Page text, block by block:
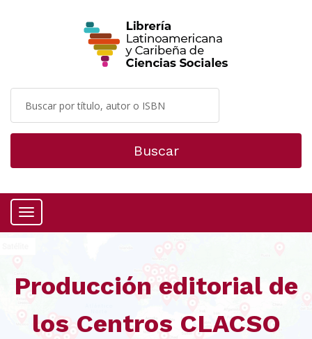
Buscar
Menú
Producción editorial de
los Centros CLACSO